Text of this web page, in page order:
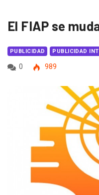
El FIAP se
PUBLICIDAD PUBLICIDAD
0
989